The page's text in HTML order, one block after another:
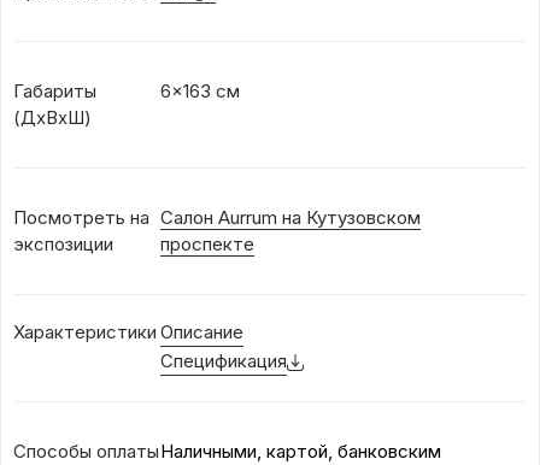
Габариты
(ДхВхШ)
6x163 см
Посмотреть на
экспозиции
Салон Aurrum на Кутузовском
проспекте
Характеристики Описание
Спецификация
Способы оплатыНаличными, картой, банковским